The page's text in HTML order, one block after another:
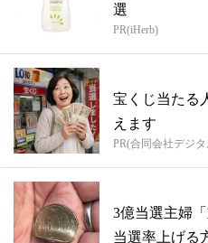
選
PR(iHerb)
宝くじ当たる
えます
PR(合同会社デジ
3億当選主婦
当選率上げる